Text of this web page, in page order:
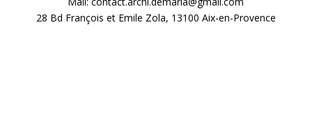
28 Bd François et Emile Zola, 13100 Aix-en-Provence